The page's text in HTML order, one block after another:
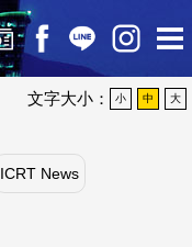
文字大小： 小 中 大
ICRT News